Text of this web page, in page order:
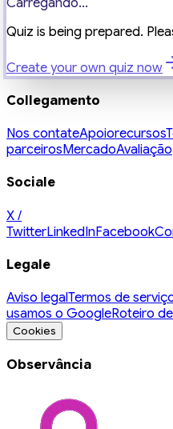
Quiz is being prepared.
Create your own quiz now
Collegamento
Nos contateApoiorecursos
parceirosMercadoAvaliação
Sociale
X /
TwitterLinkedInFacebook
Legale
Aviso legalTermos de
usamos o GoogleRoteiro
Cookies
Observância